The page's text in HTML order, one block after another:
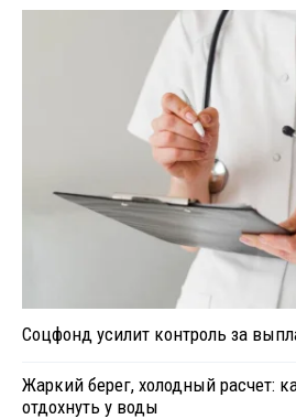
Соцфонд усилит контроль за
Жаркий берег, холодный расчет:
отдохнуть у воды